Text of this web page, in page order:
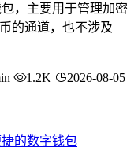
，主要用于管理加密
的通道，也不涉及
1.2K 2026-08-05